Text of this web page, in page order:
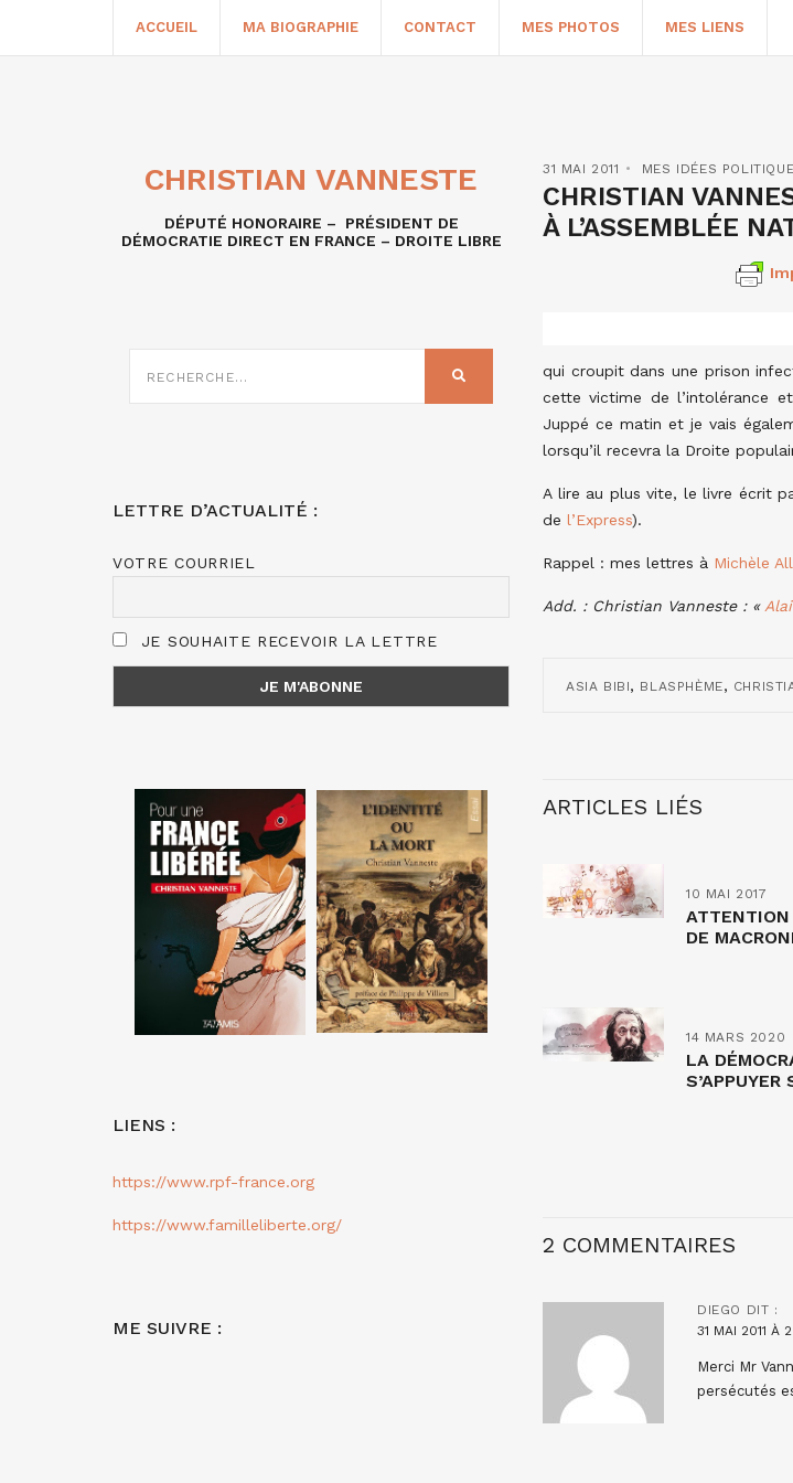
ACCUEIL MA BIOGRAPHIE CONTACT MES PHOTOS MES LIENS
31 MAI 2011 MES IDÉES
CHRISTIAN
À L’ASSEMBLÉE
qui croupit dans une prison
cette victime de l’intolérance
Juppé ce matin et je vais
lorsqu’il recevra la Droite
A lire au plus vite, le livre écrit
de l’Express).
Rappel : mes lettres à Michèle
Add. : Christian Vanneste : «
ASIA BIBI, BLASPHÈME,
ARTICLES LIÉS
10 MAI 2017
ATTENTION
DE
14 MARS 2020
LA
S’APPUYER
2 COMMENTAIRES
DIEGO DIT :
31 MAI 2011 À
Merci Mr
persécutés
CHRISTIAN VANNESTE
DÉPUTÉ HONORAIRE – PRÉSIDENT DE
DÉMOCRATIE DIRECT EN FRANCE – DROITE LIBRE
SUR
RECHERCHER
LETTRE D’ACTUALITÉ :
VOTRE COURRIEL
JE SOUHAITE RECEVOIR LA LETTRE
LIENS :
https://www.rpf-france.org
https://www.familleliberte.org/
ME SUIVRE :